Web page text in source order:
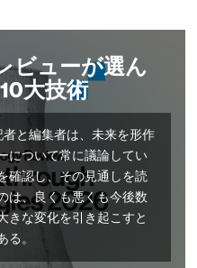
ビューが選ん
大技術
と編集者は、未来を形作
について常に議論してい
確認し、その見通しを読
は、良くも悪くも今後数
きな変化を引き起こすと
る。